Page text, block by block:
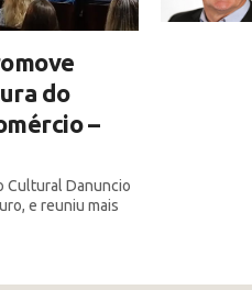
do
–
Cultural Danuncio
e reuniu mais